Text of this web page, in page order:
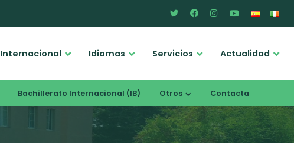
Internacional Idiomas Servicios Actualidad
Bachillerato Internacional (IB) Otros Contacta